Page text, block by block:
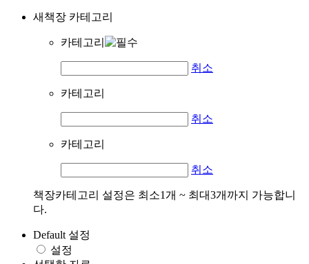
새책장 카테고리
카테고리
취소
카테고리
취소
카테고리
취소
책장카테고리 설정은 최소1개 ~ 최대3개까지 가능합니
다.
Default 설정
설정